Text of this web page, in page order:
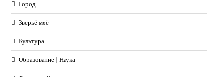
Город
Зверьё моё
Культура
Образование | Наука